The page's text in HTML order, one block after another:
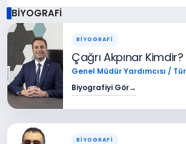
BİYOGRAFİ
BİYOGRAFİ
Çağrı Akpınar Kimdir?
Genel Müdür Yardımcısı /
Biyografiyi Gör→
BİYOGRAFİ